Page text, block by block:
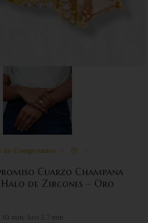
de Compromiso
Cuarzo Champana
de Zircones – Oro
mm; Aro 2.7 mm